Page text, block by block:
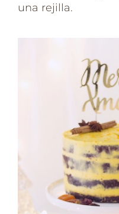
una rejilla.